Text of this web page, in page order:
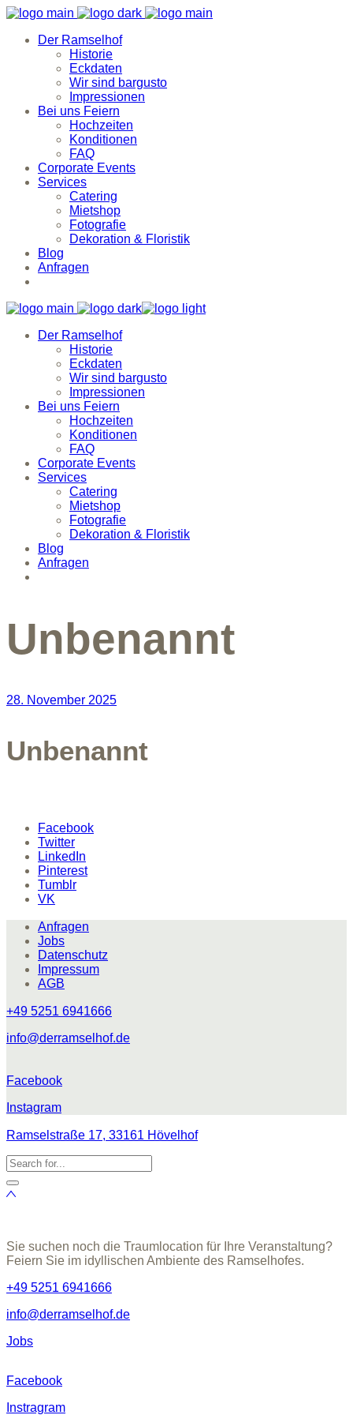
Der Ramselhof
Historie
Eckdaten
Wir sind bargusto
Impressionen
Bei uns Feiern
Hochzeiten
Konditionen
FAQ
Corporate Events
Services
Catering
Mietshop
Fotografie
Dekoration & Floristik
Blog
Anfragen
Der Ramselhof
Historie
Eckdaten
Wir sind bargusto
Impressionen
Bei uns Feiern
Hochzeiten
Konditionen
FAQ
Corporate Events
Services
Catering
Mietshop
Fotografie
Dekoration & Floristik
Blog
Anfragen
Unbenannt
28. November 2025
Unbenannt
Facebook
Twitter
LinkedIn
Pinterest
Tumblr
VK
Anfragen
Jobs
Datenschutz
Impressum
AGB
+49 5251 6941666
info@derramselhof.de
Facebook
Instagram
Ramselstraße 17, 33161 Hövelhof
Sie suchen noch die Traumlocation für Ihre Veranstaltung?
Feiern Sie im idyllischen Ambiente des Ramselhofes.
+49 5251 6941666
info@derramselhof.de
Jobs
Facebook
Instragram